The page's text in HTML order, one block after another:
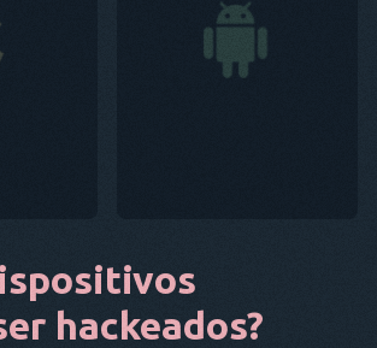
hackeados?